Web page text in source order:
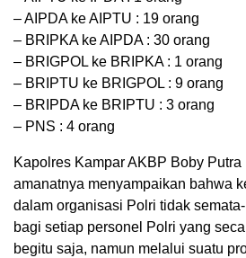
– AIPDA ke AIPTU : 19 orang
– BRIPKA ke AIPDA : 30 orang
– BRIGPOL ke BRIPKA : 1 orang
– BRIPTU ke BRIGPOL : 9 orang
– BRIPDA ke BRIPTU : 3 orang
– PNS : 4 orang
Kapolres Kampar AKBP Boby
amanatnya menyampaikan bahwa
dalam organisasi Polri tidak
bagi setiap personel Polri yang
begitu saja, namun melalui suatu